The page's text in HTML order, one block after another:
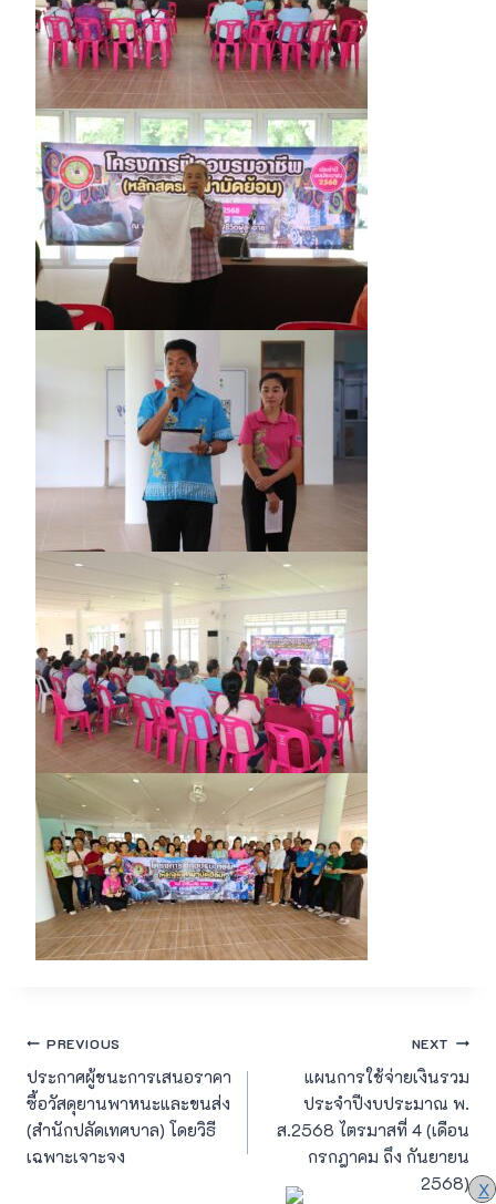
X
แนะแนว
เรื่อง
PREVIOUS
ประกาศผู้ชนะการเสนอราคา
ซื้อวัสดุยานพาหนะและขนส่ง
(สำนักปลัดเทศบาล) โดยวิธี
เฉพาะเจาะจง
NEXT
แผนการใช้จ่ายเงินรวม
ประจำปีงบประมาณ พ.
ส.2568 ไตรมาสที่ 4 (เดือน
กรกฎาคม ถึง กันยายน
2568)